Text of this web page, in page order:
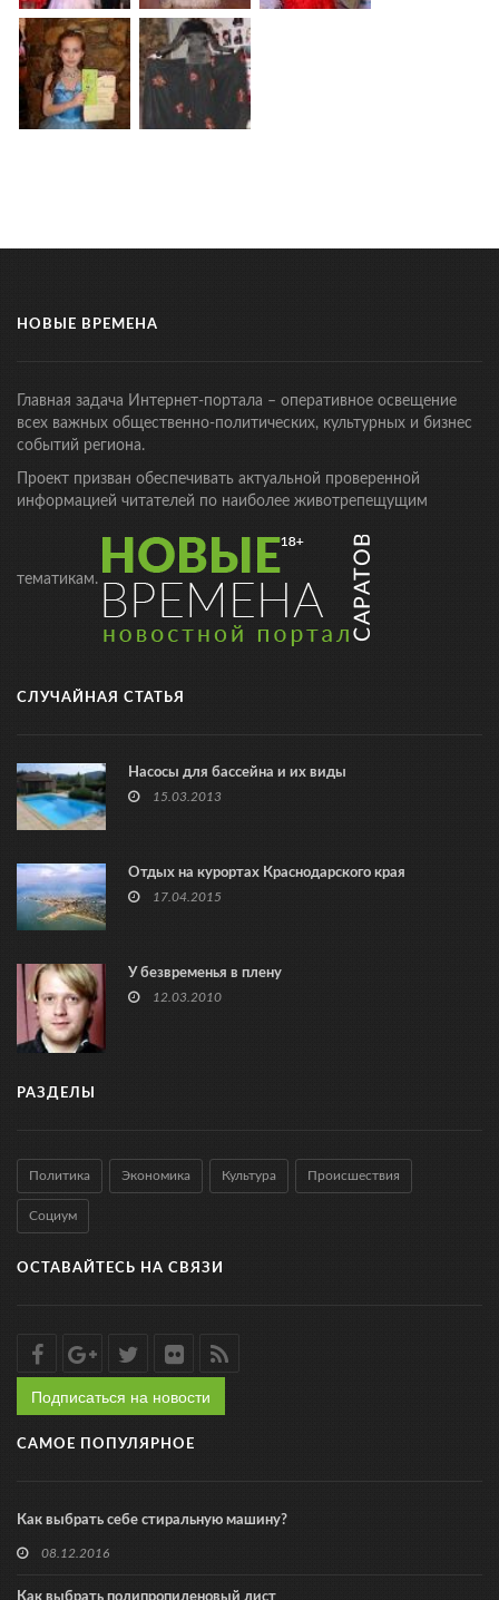
НОВЫЕ ВРЕМЕНА
Главная задача Интернет-портала – оперативное освещение
всех важных общественно-политических, культурных и бизнес
событий региона.
Проект призван обеспечивать актуальной проверенной
информацией читателей по наиболее животрепещущим
тематикам.
СЛУЧАЙНАЯ СТАТЬЯ
Насосы для бассейна и их виды
15.03.2013
Отдых на курортах Краснодарского края
17.04.2015
У безвременья в плену
12.03.2010
РАЗДЕЛЫ
Политика Экономика Культура Происшествия
Социум
ОСТАВАЙТЕСЬ НА СВЯЗИ
Подписаться на новости
САМОЕ ПОПУЛЯРНОЕ
Как выбрать себе стиральную машину?
08.12.2016
Как выбрать полипропиленовый лист